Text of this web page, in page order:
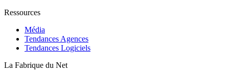
Ressources
Média
Tendances Agences
Tendances Logiciels
La Fabrique du Net